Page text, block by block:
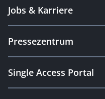
Jobs & Karriere
Pressezentrum
Single Access Portal